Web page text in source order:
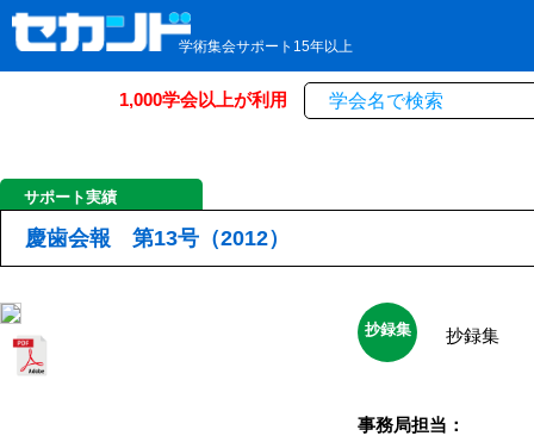
学術集会サポート15年以上
1,000学会以上が利用
サポート実績
慶歯会報 第13号（2012）
抄録集 抄録集
事務局担当：